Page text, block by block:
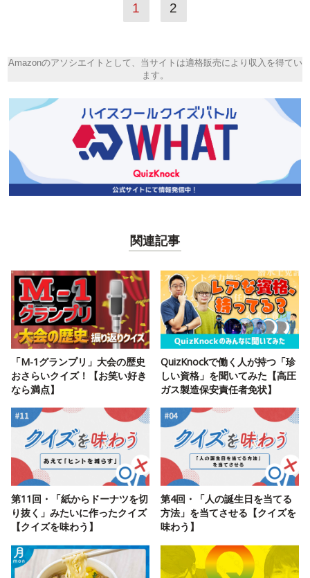
1 2
Amazonのアソシエイトとして、当サイトは適格販売により収入を得てい
ます。
関連記事
「M-1グランプリ」大会の歴史
おさらいクイズ！【お笑い好き
なら満点】
QuizKnockで働く人が持つ「珍
しい資格」を聞いてみた【高圧
ガス製造保安責任者免状】
第11回・「紙からドーナツを切
り抜く」みたいに作ったクイズ
【クイズを味わう】
第4回・「人の誕生日を当てる
方法」を当てさせる【クイズを
味わう】